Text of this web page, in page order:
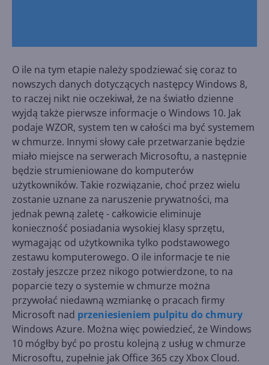
O ile na tym etapie należy spodziewać się coraz to
nowszych danych dotyczących następcy Windows 8,
to raczej nikt nie oczekiwał, że na światło dzienne
wyjdą także pierwsze informacje o Windows 10. Jak
podaje WZOR, system ten w całości ma być systemem
w chmurze. Innymi słowy całe przetwarzanie będzie
miało miejsce na serwerach Microsoftu, a następnie
będzie strumieniowane do komputerów
użytkowników. Takie rozwiązanie, choć przez wielu
zostanie uznane za naruszenie prywatności, ma
jednak pewną zaletę - całkowicie eliminuje
konieczność posiadania wysokiej klasy sprzętu,
wymagając od użytkownika tylko podstawowego
zestawu komputerowego. O ile informacje te nie
zostały jeszcze przez nikogo potwierdzone, to na
poparcie tezy o systemie w chmurze można
przywołać niedawną wzmiankę o pracach firmy
Microsoft nad przeniesieniem pulpitu do chmury
Windows Azure. Można więc powiedzieć, że Windows
10 mógłby być po prostu kolejną z usług w chmurze
Microsoftu, zupełnie jak Office 365 czy Xbox Cloud.